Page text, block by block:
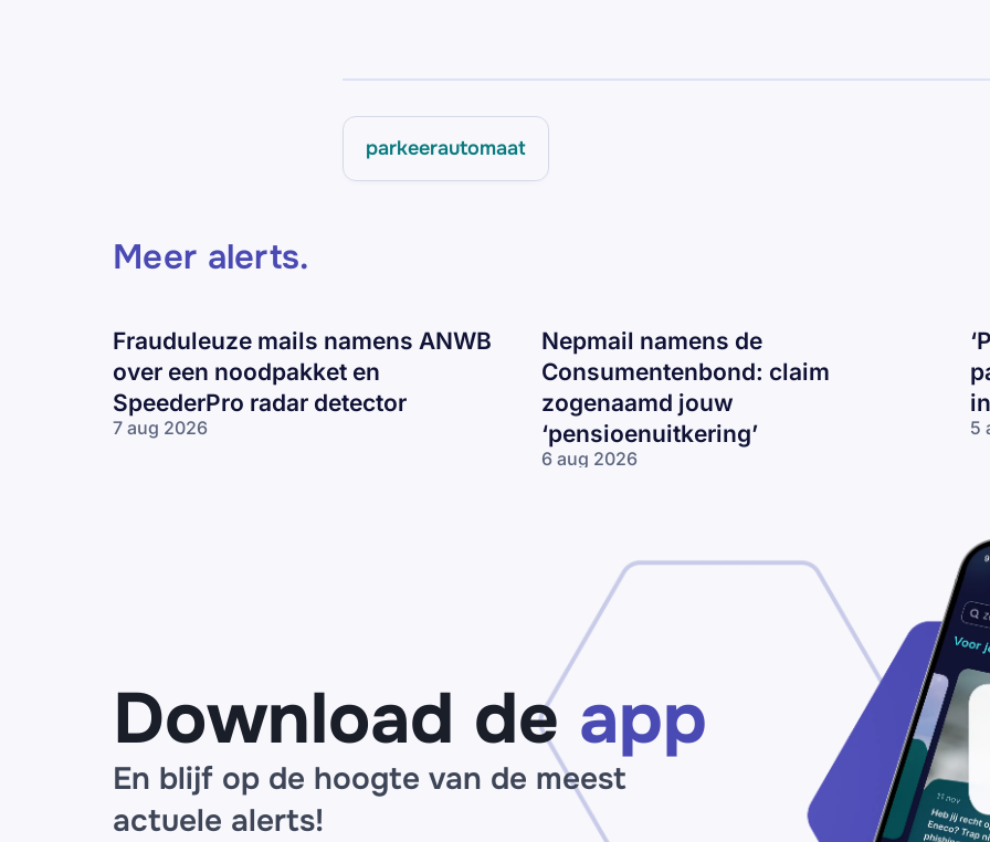
parkeerautomaat
Meer alerts.
Frauduleuze mails namens ANWB
over een noodpakket en
SpeederPro radar detector
7 aug 2026
Frauduleuze
Nepmail namens de
Consumentenbond: claim
zogenaamd jouw
‘pensioenuitkering’
6 aug 2026
‘pensioenuitkering’
5
Download de app
En blijf op de hoogte van de meest
actuele alerts!